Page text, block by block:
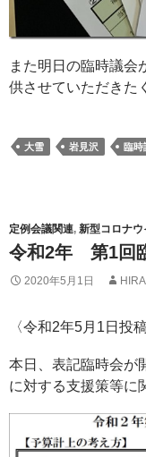
また明日の臨時議会
供させていただきた
大雪 岩見沢 臨時
定例会議関連, 新型コロナ
令和2年 第1回
2020年5月1日
〈令和2年5月1日投稿
本日、表記臨時会が
に対する支援策等に